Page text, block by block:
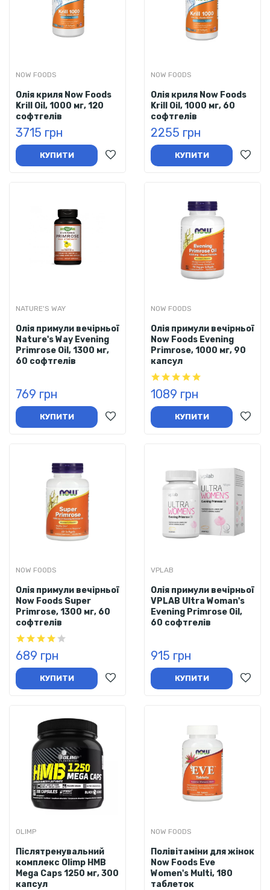
NOW FOODS
Олія криля Now Foods
Krill Oil, 1000 мг, 120
софтгелів
3715 грн
КУПИТИ
NOW FOODS
Олія криля Now Foods
Krill Oil, 1000 мг, 60
софтгелів
2255 грн
КУПИТИ
NATURE'S WAY
Олія примули вечірньої
Nature's Way Evening
Primrose Oil, 1300 мг,
60 софтгелів
769 грн
КУПИТИ
NOW FOODS
Олія примули вечірньої
Now Foods Evening
Primrose, 1000 мг, 90
капсул
1089 грн
КУПИТИ
NOW FOODS
Олія примули вечірньої
Now Foods Super
Primrose, 1300 мг, 60
софтгелів
689 грн
КУПИТИ
VPLAB
Олія примули вечірньої
VPLAB Ultra Woman's
Evening Primrose Oil,
60 софтгелів
915 грн
КУПИТИ
OLIMP
Післятренувальний
комплекс Olimp HMB
Mega Caps 1250 мг, 300
капсул
NOW FOODS
Полівітаміни для жінок
Now Foods Eve
Women's Multi, 180
таблеток